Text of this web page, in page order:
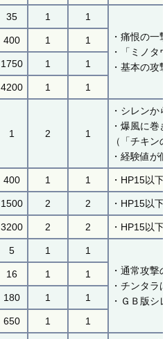
35 1
1
・痛恨の
・「ミノ
・基本の
400 1 1
1750 1 1
4200 1 1
1 2 1
・シレンか
・爆風に
（「チキ
・経験値
400 1 1 ・HP15以
1500 2 2 ・HP15以
3200 2 2 ・HP15以
5 1
1
・通常攻撃
・チンタ
・ＧＢ版
16 1 1
180 1 1
650 1 1